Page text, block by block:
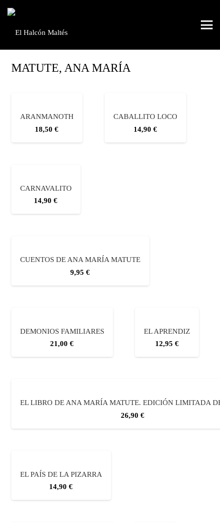
MATUTE, ANA MARÍA
ARANMANOTH
18,50 €
CABALLITO LOCO
14,90 €
CARNAVALITO
14,90 €
CUENTOS DE ANA MARÍA MATUTE
9,95 €
DEMONIOS FAMILIARES
21,00 €
EL APRENDIZ
12,95 €
EL LIBRO DE ANA MARÍA MATUTE. EDICIÓN LIMITADA
26,90 €
EL PAÍS DE LA PIZARRA
14,90 €